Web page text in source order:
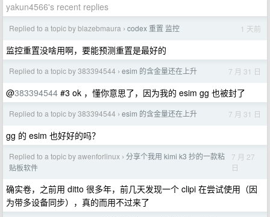
yakun4566's recent replies
Replied to a topic by blazebmaura › codex 重置 监控 1 天前
监控重置没啥用啊，要能预测重置是最好的
Replied to a topic by 383394544 › esim 的含金量还在上升 7 月 31 日
@383394544 #3 ok ，懂你意思了，因为我的 esim gg 也被封了
Replied to a topic by 383394544 › esim 的含金量还在上升 7 月 31 日
gg 的 esim 也好好的吗？
Replied to a topic by awenforlinux › 分享个我用 kimi k3 抄的一款粘
贴板软件
7 月 27
日
确实卷，之前用 ditto 很多年，前几天发现一个 clipi 在尝试使用（因
为带多设备同步），真的而用不过来了